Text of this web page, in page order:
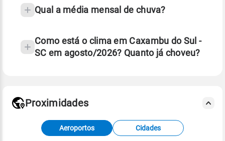
Qual a média mensal de chuva?
Como está o clima em Caxambu do Sul -
SC em agosto/2026? Quanto já choveu?
Fonte: dados combinados de estações
meteorológicas e satélite do Centro de Previsão
Proximidades
Aeroportos Cidades